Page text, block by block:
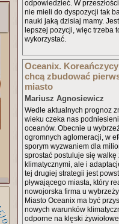
odpowiedzieć. W
nie mieli do dyspozycji tak
nauki jaką dzisiaj mamy.
lepszej pozycji, więc trzeba
wykorzystać.
Oceanix. Koreańczycy
chcą zbudować
miasto
Mariusz Agnosiewicz
Wedle aktualnych prognoz
wieku czeka nas
oceanów. Obecnie u
ogromnych aglomeracji, w
sporym wyzwaniem dla
sprostać postuluje się walkę
klimatycznymi, ale i
tej drugiej strategii jest
pływającego miasta, który
nowojorska firma u
Miasto Oceanix ma być
nowych warunków
odporne na klęski